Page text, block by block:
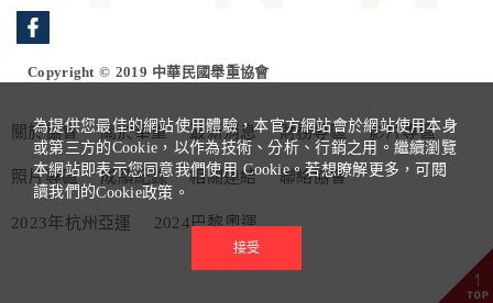
Copyright © 2019 中華民國舉重協會
關於協會 關於舉重 最新消息 財務專區 影片專區
照片專區 成績紀錄 相關連結 聯絡協會
2023年杭州亞運 2024巴黎奧運
為提供您最佳的網站使用體驗，本官方網站會於網站使用本身
或第三方的Cookie，以作為技術、分析、行銷之用。繼續瀏覽
本網站即表示您同意我們使用 Cookie。若想瞭解更多，可閱
讀我們的Cookie政策。
接受